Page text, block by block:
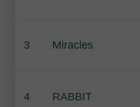
3 Miracles
4 RABBIT